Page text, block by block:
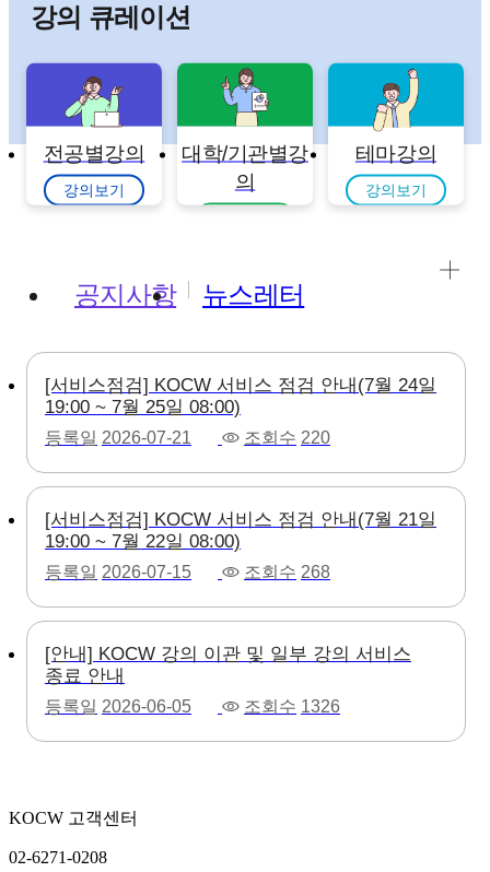
강의 큐레이션
전공별강의
강의보기
대학/기관별강
의
테마강의
강의보기
공지사항 뉴스레터
[서비스점검] KOCW 서비스 점검 안내(7월 24일
19:00 ~ 7월 25일 08:00)
등록일 2026-07-21 조회수 220
[서비스점검] KOCW 서비스 점검 안내(7월 21일
19:00 ~ 7월 22일 08:00)
등록일 2026-07-15 조회수 268
[안내] KOCW 강의 이관 및 일부 강의 서비스
종료 안내
등록일 2026-06-05 조회수 1326
KOCW 고객센터
02-6271-0208